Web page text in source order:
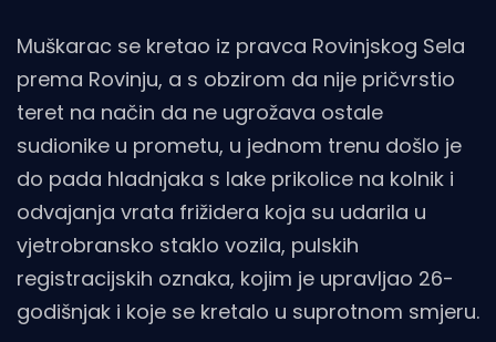
Muškarac se kretao iz pravca Rovinjskog Sela
prema Rovinju, a s obzirom da nije pričvrstio
teret na način da ne ugrožava ostale
sudionike u prometu, u jednom trenu došlo je
do pada hladnjaka s lake prikolice na kolnik i
odvajanja vrata frižidera koja su udarila u
vjetrobransko staklo vozila, pulskih
registracijskih oznaka, kojim je upravljao 26-
godišnjak i koje se kretalo u suprotnom smjeru.